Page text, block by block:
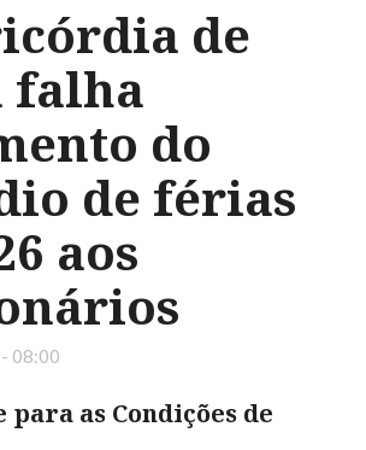
de
falha
do
de férias
aos
08:00
as Condições de